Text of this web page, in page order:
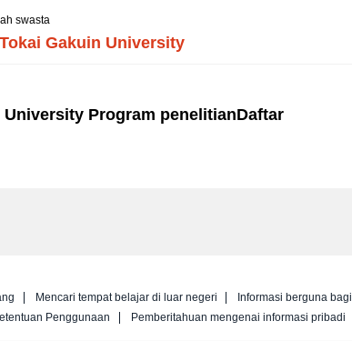
swasta
Tokai Gakuin University
University Program penelitianDaftar
Mencari tempat belajar di luar negeri Informasi berguna
Penggunaan
Pemberitahuan mengenai informasi pribadi